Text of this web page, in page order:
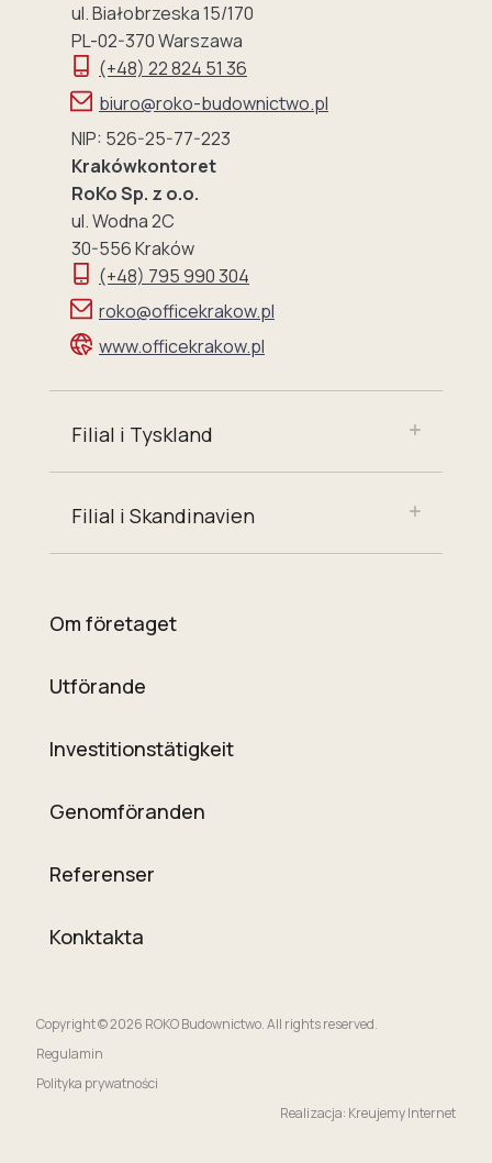
ul. Białobrzeska 15/170
PL-02-370 Warszawa
(+48) 22 824 51 36
biuro@roko-budownictwo.pl
NIP: 526-25-77-223
Krakówkontoret
RoKo Sp. z o.o.
ul. Wodna 2C
30-556 Kraków
(+48) 795 990 304
roko@officekrakow.pl
www.officekrakow.pl
Filial i Tyskland
Filial i Skandinavien
Om företaget
Utförande
Investitionstätigkeit
Genomföranden
Referenser
Konktakta
Copyright © 2026 ROKO Budownictwo. All rights reserved.
Regulamin
Polityka prywatności
Realizacja: Kreujemy Internet